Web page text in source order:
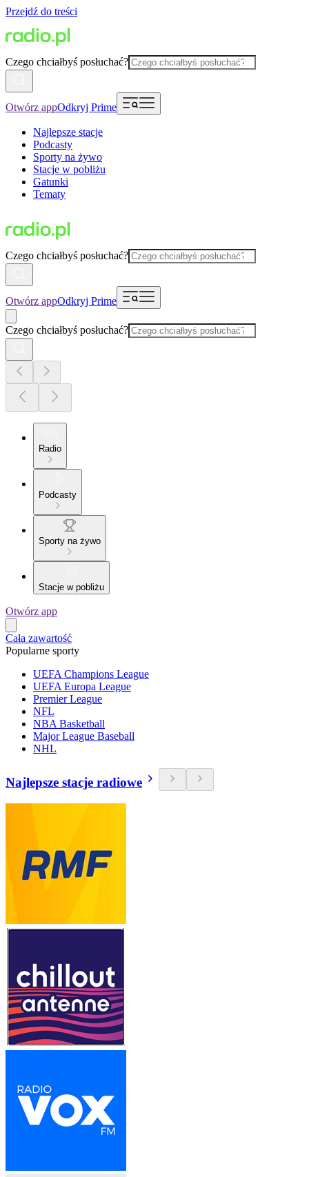
Przejdź do treści
Czego chciałbyś posłuchać?
Otwórz appOdkryj Prime
Najlepsze stacje
Podcasty
Sporty na żywo
Stacje w pobliżu
Gatunki
Tematy
Czego chciałbyś posłuchać?
Otwórz appOdkryj Prime
Czego chciałbyś posłuchać?
Radio
Podcasty
Sporty na żywo
Stacje w pobliżu
Otwórz app
Cała zawartość
Popularne sporty
UEFA Champions League
UEFA Europa League
Premier League
NFL
NBA Basketball
Major League Baseball
NHL
Najlepsze stacje radiowe